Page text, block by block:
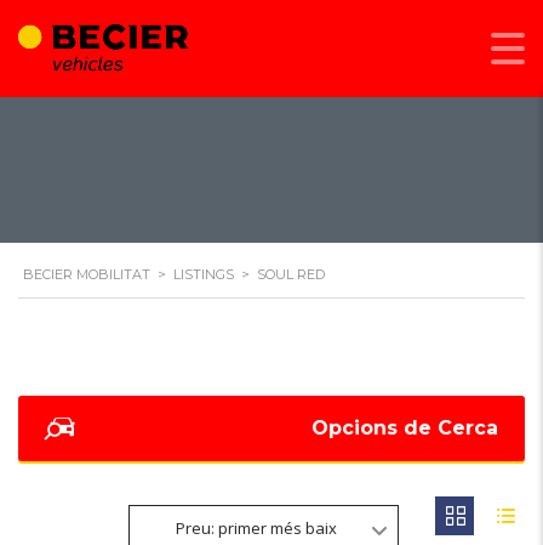
BECIER MOBILITAT > LISTINGS > SOUL RED
Opcions de Cerca
Preu: primer més baix